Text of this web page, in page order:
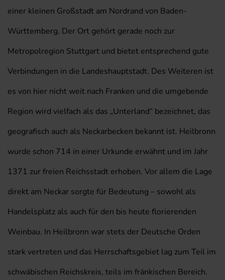
einer kleinen Großstadt am Nordrand von Baden-
Württemberg. Der Ort gehört gerade noch zur
Metropolregion Stuttgart und bietet entsprechend gute
Verbindungen in die Landeshauptstadt. Des Weiteren ist
es von hier nicht weit nach Franken und die umgebende
Region wird vielfach als das „Unterland“ bezeichnet, das
geografisch auch als Neckarbecken bekannt ist. Heilbronn
wurde schon 714 in einer Urkunde erwähnt und im Jahr
1371 zur freien Reichsstadt erhoben. Vor allem die Lage
direkt am Neckar sorgte für Bedeutung – sowohl als
Handelsplatz als auch für den bis heute florierenden
Weinbau. In Heilbronn war stets der Deutsche Orden
stark vertreten und das Herrschaftsgebiet lag zum Teil im
schwäbischen Reichskreis, teils im fränkischen Bereich.